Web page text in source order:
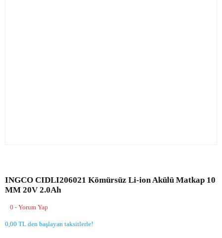
INGCO CIDLI206021 Kömürsüz Li-ion Akülü Matkap 10
MM 20V 2.0Ah
0 - Yorum Yap
0,00 TL den başlayan taksitlerle!